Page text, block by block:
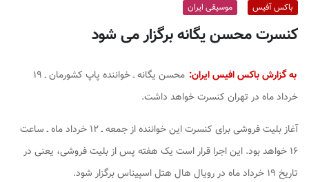
باکس آفیس موسیقی ایران
کنسرت محسن یگانه برگزار می شود
به گزارش باکس افیس ایران:
محسن یگانه ـ خواننده پاپ کشورمان ـ ۱۹
خرداد ماه در تهران کنسرت خواهد داشت.
آغاز بلیت فروشی برای کنسرت این خواننده از جمعه ـ ۱۲ خرداد ماه ـ ساعت
۱۶ خواهد بود. این اجرا قرار است یک هفته پس از بلیت فروشی، یعنی در
تاریخ ۱۹ خرداد ماه در رویال هال هتل اسپیناس برگزار شود.